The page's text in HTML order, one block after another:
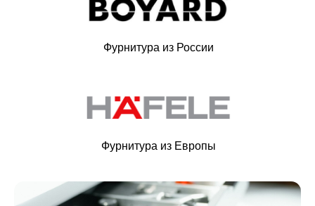
Фурнитура из России
Фурнитура из Европы